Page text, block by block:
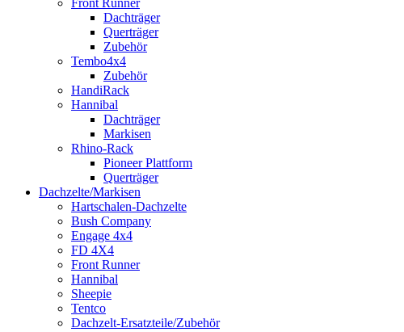
Front Runner
Dachträger
Querträger
Zubehör
Tembo4x4
Zubehör
HandiRack
Hannibal
Dachträger
Markisen
Rhino-Rack
Pioneer Plattform
Querträger
Dachzelte/Markisen
Hartschalen-Dachzelte
Bush Company
Engage 4x4
FD 4X4
Front Runner
Hannibal
Sheepie
Tentco
Dachzelt-Ersatzteile/Zubehör